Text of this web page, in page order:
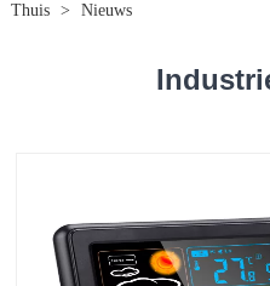
Thuis > Nieuws